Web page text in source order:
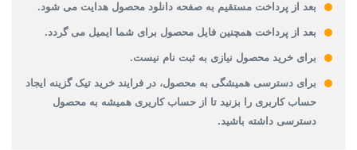
بعد از پرداخت مستقیم به صفحه دانلود محصول هدایت می شود.
بعد از پرداخت همچنین فایل محصول برای شما ایمیل می گردد.
برای خرید محصول نیازی به ثبت نام نیست.
برای دسترسی همیشگی به محصول، در فرایند خرید تیک گزینه ایجاد
حساب کاربری را بزنید تا از حساب کاریری همیشه به محصول
دسترسی داشته باشید.